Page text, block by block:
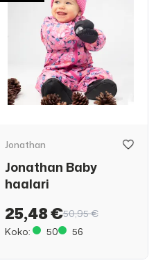
Jonathan
Jonathan Baby
haalari
25,48 €50,95 €
Koko:
50 56